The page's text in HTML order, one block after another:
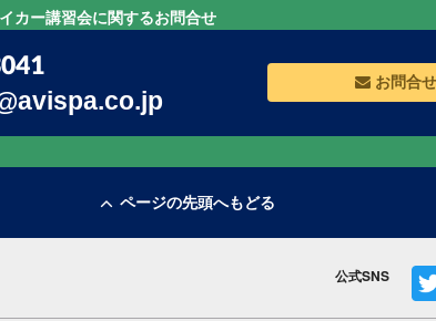
カー講習会に関するお問合せ
お問合せ
ページの先頭へもどる
公式SNS